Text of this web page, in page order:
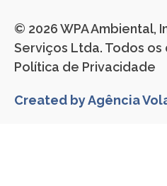
© 2026 WPA Ambiental,
Serviços Ltda. Todos
Política de Privacidade
Created by Agência